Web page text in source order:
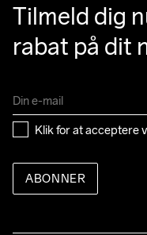
Tilmeld dig
rabat på dit
Klik for at acceptere
ABONNER